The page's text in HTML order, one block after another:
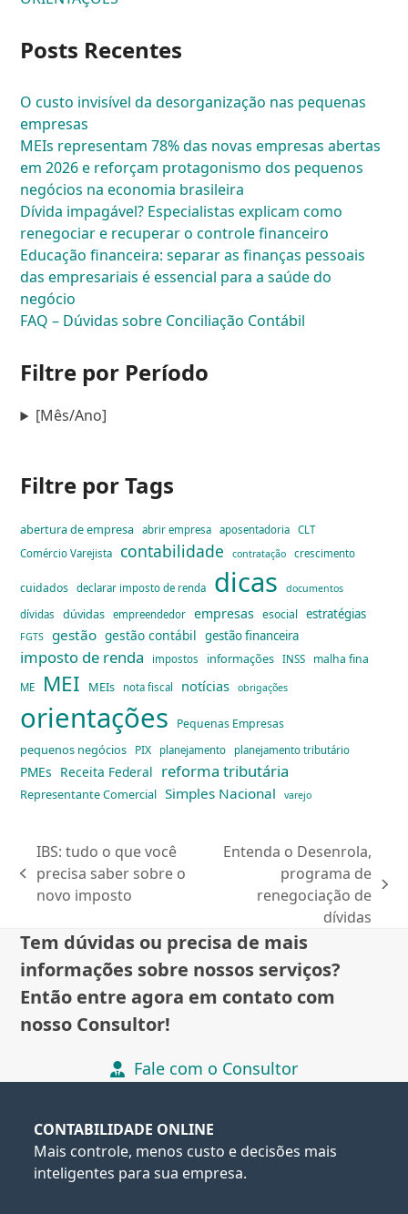
Posts Recentes
O custo invisível da desorganização nas pequenas
empresas
MEIs representam 78% das novas empresas abertas
em 2026 e reforçam protagonismo dos pequenos
negócios na economia brasileira
Dívida impagável? Especialistas explicam como
renegociar e recuperar o controle financeiro
Educação financeira: separar as finanças pessoais
das empresariais é essencial para a saúde do
negócio
FAQ – Dúvidas sobre Conciliação Contábil
Filtre por Período
[Mês/Ano]
Filtre por Tags
abertura de empresa abrir empresa aposentadoria
CLT
Comércio Varejista
contabilidade contratação crescimento
cuidados declarar imposto de renda dicas documentos
dívidas dúvidas empreendedor empresas esocial estratégias
FGTS gestão gestão contábil gestão financeira
imposto de renda impostos informações INSS malha fina
ME MEI MEIs nota fiscal notícias obrigações
orientações Pequenas Empresas
pequenos negócios PIX planejamento planejamento tributário
PMEs Receita Federal reforma tributária
Representante Comercial Simples Nacional varejo
previous
post:
IBS: tudo o que você
precisa saber sobre o
novo imposto
Entenda o Desenrola,
programa de
renegociação de
dívidas
Tem dúvidas ou precisa de mais
informações sobre nossos serviços?
Então entre agora em contato com
nosso Consultor!
Fale com o Consultor
CONTABILIDADE ONLINE
Mais controle, menos custo e decisões mais
inteligentes para sua empresa.